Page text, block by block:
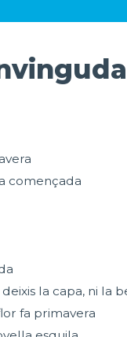
començada
la capa, ni la
fa primavera